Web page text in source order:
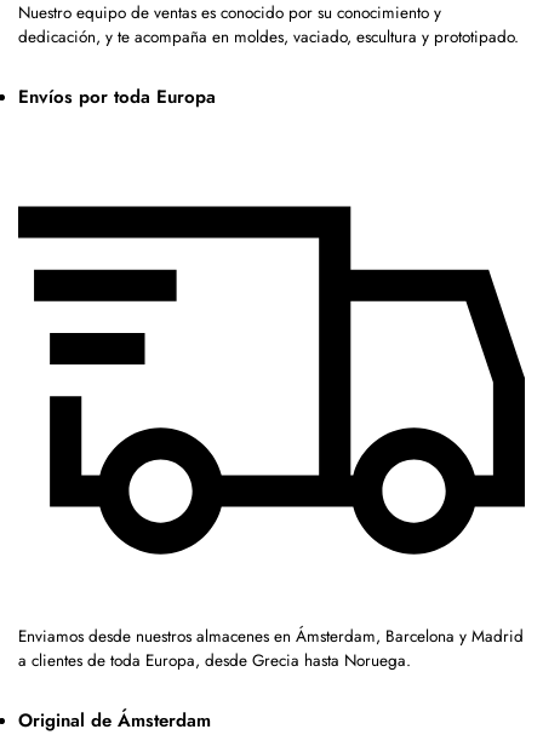
Nuestro equipo de ventas es conocido por su conocimiento y
dedicación, y te acompaña en moldes, vaciado, escultura y prototipado.
Envíos por toda Europa
Enviamos desde nuestros almacenes en Ámsterdam, Barcelona y Madrid
a clientes de toda Europa, desde Grecia hasta Noruega.
Original de Ámsterdam